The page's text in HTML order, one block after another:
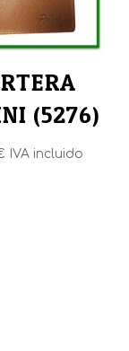
(5276)
IVA incluido